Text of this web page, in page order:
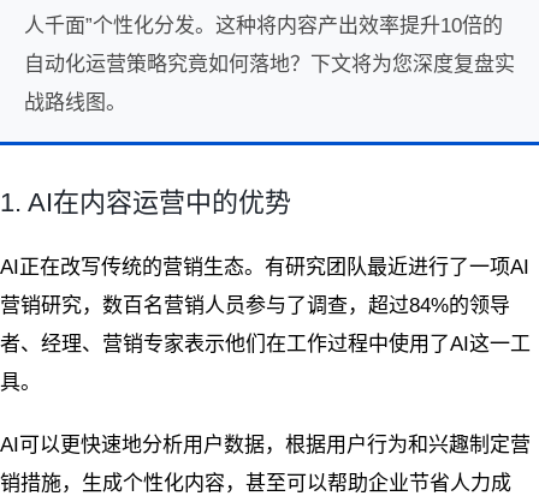
人千面”个性化分发。这种将内容产出效率提升10倍的
自动化运营策略究竟如何落地？下文将为您深度复盘实
战路线图。
1. AI在内容运营中的优势
AI正在改写传统的营销生态。有研究团队最近进行了一项AI
营销研究，数百名营销人员参与了调查，超过84%的领导
者、经理、营销专家表示他们在工作过程中使用了AI这一工
具。
AI可以更快速地分析用户数据，根据用户行为和兴趣制定营
销措施，生成个性化内容，甚至可以帮助企业节省人力成